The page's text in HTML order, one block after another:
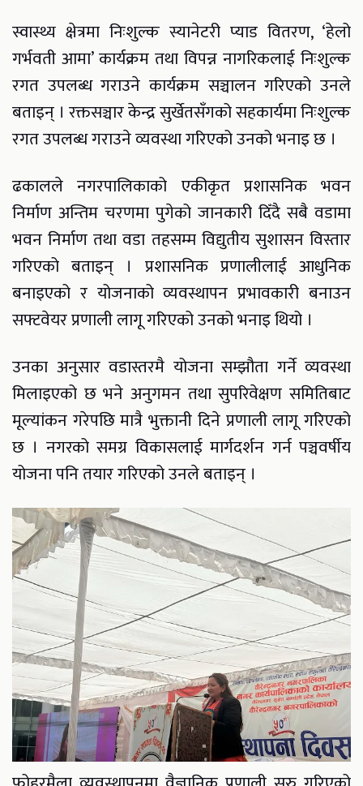
स्वास्थ्य क्षेत्रमा निःशुल्क स्यानेटरी प्याड वितरण, ‘हेलो
गर्भवती आमा’ कार्यक्रम तथा विपन्न नागरिकलाई निःशुल्क
रगत उपलब्ध गराउने कार्यक्रम सञ्चालन गरिएको उनले
बताइन् । रक्तसञ्चार केन्द्र सुर्खेतसँगको सहकार्यमा निःशुल्क
रगत उपलब्ध गराउने व्यवस्था गरिएको उनको भनाइ छ ।
ढकालले नगरपालिकाको एकीकृत प्रशासनिक भवन
निर्माण अन्तिम चरणमा पुगेको जानकारी दिँदै सबै वडामा
भवन निर्माण तथा वडा तहसम्म विद्युतीय सुशासन विस्तार
गरिएको बताइन् । प्रशासनिक प्रणालीलाई आधुनिक
बनाइएको र योजनाको व्यवस्थापन प्रभावकारी बनाउन
सफ्टवेयर प्रणाली लागू गरिएको उनको भनाइ थियो ।
उनका अनुसार वडास्तरमै योजना सम्झौता गर्ने व्यवस्था
मिलाइएको छ भने अनुगमन तथा सुपरिवेक्षण समितिबाट
मूल्यांकन गरेपछि मात्रै भुक्तानी दिने प्रणाली लागू गरिएको
छ । नगरको समग्र विकासलाई मार्गदर्शन गर्न पञ्चवर्षीय
योजना पनि तयार गरिएको उनले बताइन् ।